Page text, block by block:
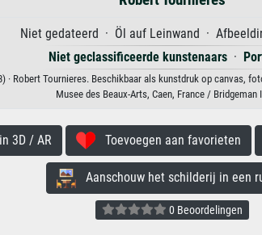
Niet gedateerd · Öl auf Leinwand ·
Niet geclassificeerde kunstenaars·
· Robert Tournieres. Beschikbaar als kunstdruk op canvas,
Musee des Beaux-Arts, Caen, France / Bridgeman
3D / AR Toevoegen aan favorieten
Aanschouw het schilderij in een
0 Beoordelingen